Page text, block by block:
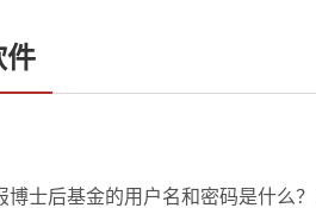
件
博士后基金的用户名和密码是什么